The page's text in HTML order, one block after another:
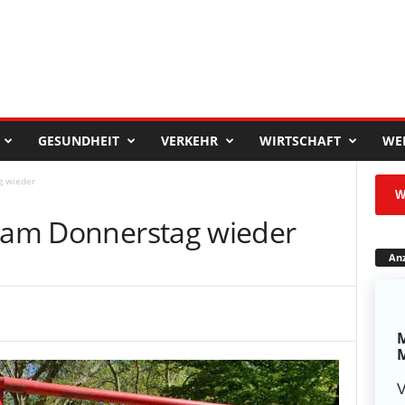
GESUNDHEIT VERKEHR WIRTSCHAFT
wieder
Donnerstag wieder